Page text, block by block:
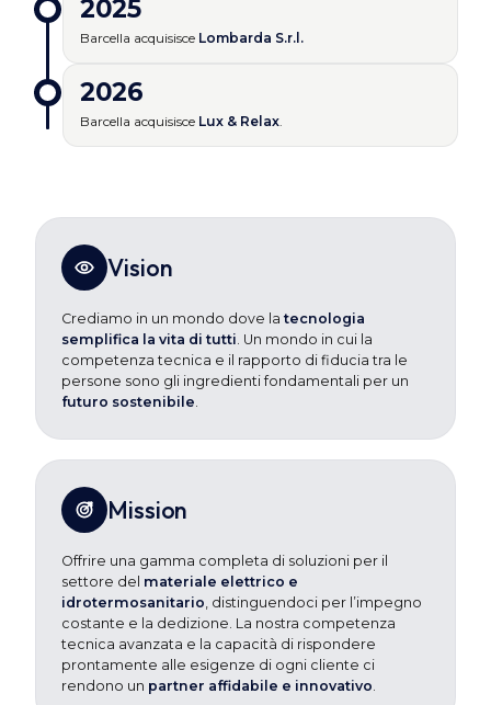
2025
Barcella acquisisce Lombarda S.r.l.
2026
Barcella acquisisce Lux & Relax.
Vision
Crediamo in un mondo dove la tecnologia
semplifica la vita di tutti. Un mondo in cui la
competenza tecnica e il rapporto di fiducia tra le
persone sono gli ingredienti fondamentali per un
futuro sostenibile.
Mission
Offrire una gamma completa di soluzioni per il
settore del materiale elettrico e
idrotermosanitario, distinguendoci per l’impegno
costante e la dedizione. La nostra competenza
tecnica avanzata e la capacità di rispondere
prontamente alle esigenze di ogni cliente ci
rendono un partner affidabile e innovativo.